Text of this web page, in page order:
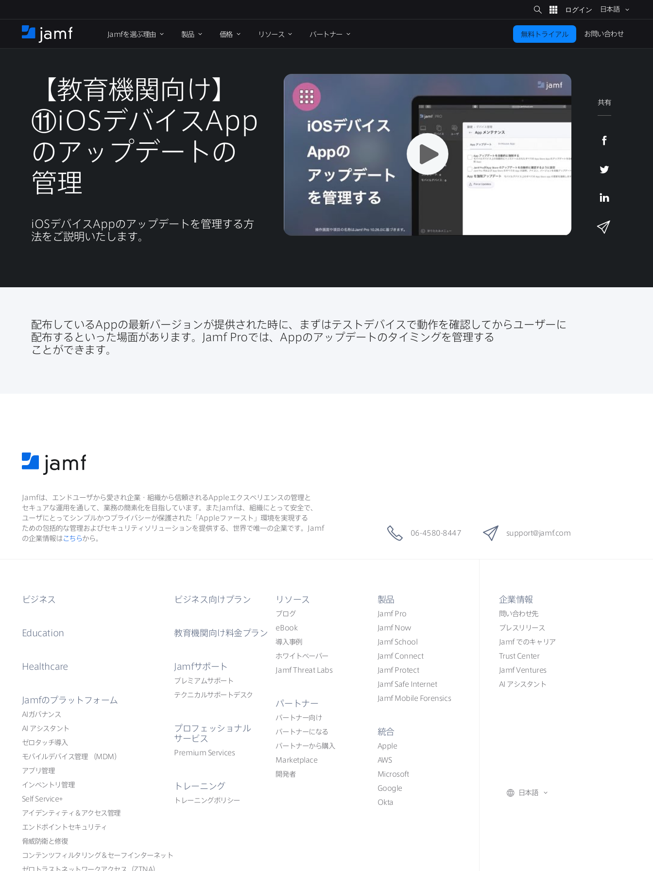
イ
ン
移
動
サ
イ
ト
検
索
日本語
ホ
ー
Jamfを​選ぶ理由 製品 価格 リソース パートナー 無料トライアル お問い​合わせ
【教育機関向け】
⑪iOSデバイス App
の​アップデートの​
管理
iOSデバイス Appの​アップデートを​管理する​方​
法を​ご説明いたします。
共有
共
配布しているAppの​最新バージ​ョンが​提供された​時に、​まずは​テストデバイスで​動作を​確認してから​ユーザーに​
配布すると​いった​場面が​あります。
Jamf Proでは、 Appの​アップデートの​タイミングを​管理する​
ことができます。
Jamfは、​エンドユーザから​愛され企業・組織から​信頼されるApple エクスペリエンスの​管理と​
セキュアな​運用を​通して、​業務の​簡素化を​目指しています。​また Jamfは、​組織に​とって​安全で、​
ユーザに​とって​シンプルかつプライバシーが​保護された​「 Apple ファースト」環境を​実現する​
ための​包括的な​管理および​セキュリティソリューションを​提供する、​世界で​唯一の​企業です。
Jamf
の​企業情報はこちらから。
06-4580-8447 support@jamf. com
ビジネス
Education
Healthcare
Jamfの​プラットフォーム
AI ガバナンス
AI アシスタント
ゼロタッチ導入
モバイルデバイス管理
（MDM ）
アプリ管理
インベントリ管理
Self Service+
アイデンティティ＆アクセス管理
エンドポイントセキュリティ
脅威防衛と​修復
コンテンツフィルタリング＆セーフインターネット
ゼロトラストネットワークアクセス​（ZTNA）
ビジネス向けプラン
教育機関向け料金プラン
Jamfサポート
プレミアムサポート
テクニカルサポートデスク
プロフェッショナル
サービス
Premium Services
トレーニング
トレーニングポリシー
リソース
ブログ
eBook
導入事例
ホワイトペーパー
Jamf Threat Labs
パートナー
パートナー向け
パートナーに​なる
パートナーから​購入
Marketplace
開発者
製品
Jamf Pro
Jamf Now
Jamf School
Jamf Connect
Jamf Protect
Jamf Safe Internet
Jamf Mobile Forensics
統合
Apple
AWS
Microsoft
Google
Okta
企業情報
問い​合わせ先
プレスリリース
Jamf での​​キャリア
Trust Center
Jamf Ventures
AI アシスタント
日本語